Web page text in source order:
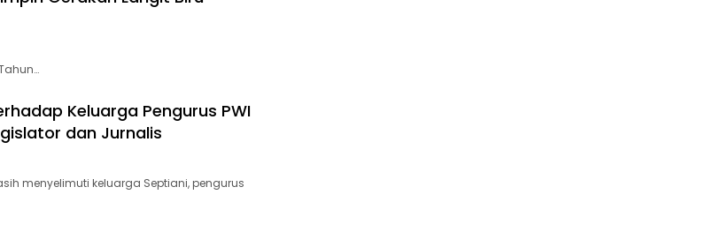
Keluarga Pengurus PWI
dan Jurnalis
menyelimuti keluarga Septiani, pengurus